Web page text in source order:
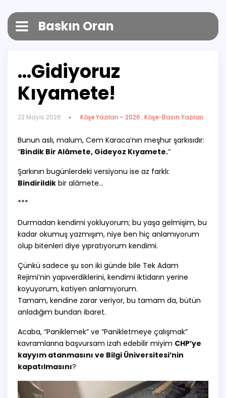
Baskın Oran
…Gidiyoruz
Kıyamete!
22 Mayıs 2026 Köşe Yazıları – 2026 ,Köşe-Basın Yazıları
Bunun aslı, malum, Cem Karaca’nın meşhur şarkısıdır:
“Bindik Bir Alâmete, Gideyoz Kıyamete.”
Şarkının bugünlerdeki versiyonu ise az farklı:
Bindirildik bir alâmete…
***
Durmadan kendimi yokluyorum; bu yaşa gelmişim, bu
kadar okumuş yazmışım, niye ben hiç anlamıyorum
olup bitenleri diye yıpratıyorum kendimi.
Çünkü sadece şu son iki günde bile Tek Adam
Rejimi’nin yapıverdiklerini, kendimi iktidarın yerine
koyuyorum, katiyen anlamıyorum.
Tamam, kendine zarar veriyor, bu tamam da, bütün
anladığım bundan ibaret.
Acaba, “Paniklemek” ve “Panikletmeye çalışmak”
kavramlarına başvursam izah edebilir miyim CHP’ye
kayyım atanmasını ve Bilgi Üniversitesi’nin
kapatılmasını?